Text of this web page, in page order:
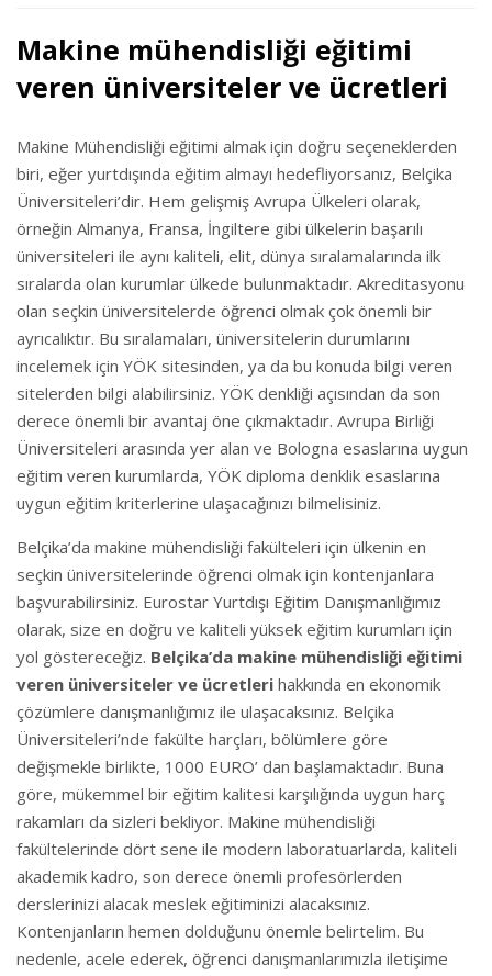
Makine mühendisliği eğitimi
veren üniversiteler ve ücretleri
Makine Mühendisliği eğitimi almak için doğru seçeneklerden
biri, eğer yurtdışında eğitim almayı hedefliyorsanız, Belçika
Üniversiteleri’dir. Hem gelişmiş Avrupa Ülkeleri olarak,
örneğin Almanya, Fransa, İngiltere gibi ülkelerin başarılı
üniversiteleri ile aynı kaliteli, elit, dünya sıralamalarında ilk
sıralarda olan kurumlar ülkede bulunmaktadır. Akreditasyonu
olan seçkin üniversitelerde öğrenci olmak çok önemli bir
ayrıcalıktır. Bu sıralamaları, üniversitelerin durumlarını
incelemek için YÖK sitesinden, ya da bu konuda bilgi veren
sitelerden bilgi alabilirsiniz. YÖK denkliği açısından da son
derece önemli bir avantaj öne çıkmaktadır. Avrupa Birliği
Üniversiteleri arasında yer alan ve Bologna esaslarına uygun
eğitim veren kurumlarda, YÖK diploma denklik esaslarına
uygun eğitim kriterlerine ulaşacağınızı bilmelisiniz.
Belçika’da makine mühendisliği fakülteleri için ülkenin en
seçkin üniversitelerinde öğrenci olmak için kontenjanlara
başvurabilirsiniz. Eurostar Yurtdışı Eğitim Danışmanlığımız
olarak, size en doğru ve kaliteli yüksek eğitim kurumları için
yol göstereceğiz. Belçika’da makine mühendisliği eğitimi
veren üniversiteler ve ücretleri hakkında en ekonomik
çözümlere danışmanlığımız ile ulaşacaksınız. Belçika
Üniversiteleri’nde fakülte harçları, bölümlere göre
değişmekle birlikte, 1000 EURO’ dan başlamaktadır. Buna
göre, mükemmel bir eğitim kalitesi karşılığında uygun harç
rakamları da sizleri bekliyor. Makine mühendisliği
fakültelerinde dört sene ile modern laboratuarlarda, kaliteli
akademik kadro, son derece önemli profesörlerden
derslerinizi alacak meslek eğitiminizi alacaksınız.
Kontenjanların hemen dolduğunu önemle belirtelim. Bu
nedenle, acele ederek, öğrenci danışmanlarımızla iletişime